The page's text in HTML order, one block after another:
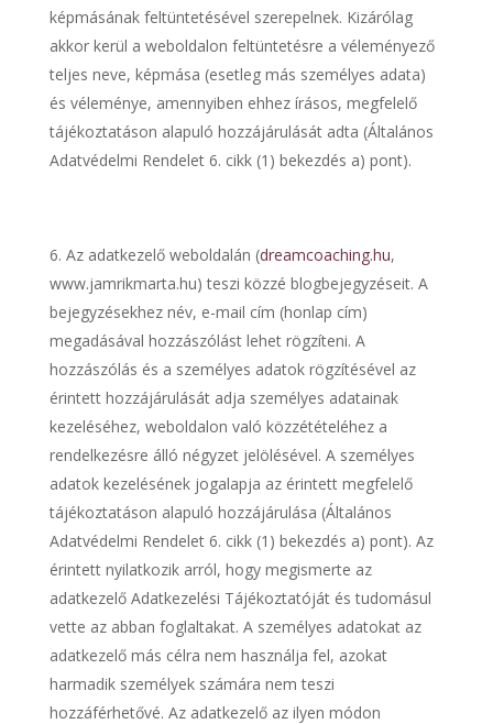
képmásának feltüntetésével szerepelnek. Kizárólag
akkor kerül a weboldalon feltüntetésre a véleményező
teljes neve, képmása (esetleg más személyes adata)
és véleménye, amennyiben ehhez írásos, megfelelő
tájékoztatáson alapuló hozzájárulását adta (Általános
Adatvédelmi Rendelet 6. cikk (1) bekezdés a) pont).
Az adatkezelő weboldalán (dreamcoaching.hu,
www.jamrikmarta.hu) teszi közzé blogbejegyzéseit. A
bejegyzésekhez név, e-mail cím (honlap cím)
megadásával hozzászólást lehet rögzíteni. A
hozzászólás és a személyes adatok rögzítésével az
érintett hozzájárulását adja személyes adatainak
kezeléséhez, weboldalon való közzétételéhez a
rendelkezésre álló négyzet jelölésével. A személyes
adatok kezelésének jogalapja az érintett megfelelő
tájékoztatáson alapuló hozzájárulása (Általános
Adatvédelmi Rendelet 6. cikk (1) bekezdés a) pont). Az
érintett nyilatkozik arról, hogy megismerte az
adatkezelő Adatkezelési Tájékoztatóját és tudomásul
vette az abban foglaltakat. A személyes adatokat az
adatkezelő más célra nem használja fel, azokat
harmadik személyek számára nem teszi
hozzáférhetővé. Az adatkezelő az ilyen módon